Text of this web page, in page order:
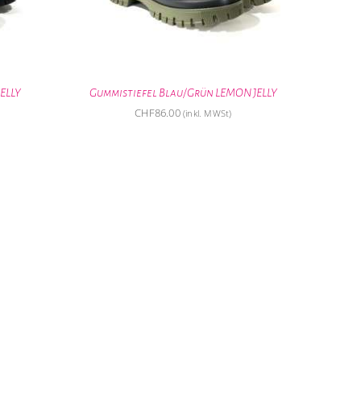
Gummistiefel Blau/Grün LEMON JELLY
CHF86.00 (inkl. MWSt)